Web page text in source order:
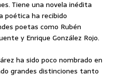
Tiene una novela inédita
poética ha recibido
poetas como Rubén
y Enrique González Rojo.
ha sido poco nombrado en
grandes distinciones tanto